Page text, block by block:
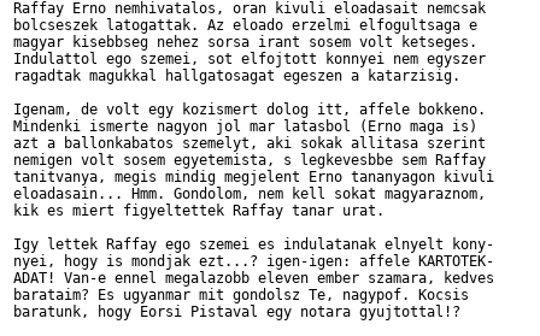
Raffay Erno nemhivatalos, oran kivuli eloadasait nemcsak
bolcseszek latogattak. Az eloado erzelmi elfogultsaga e
magyar kisebbseg nehez sorsa irant sosem volt ketseges.
Indulattol ego szemei, sot elfojtott konnyei nem egyszer
ragadtak magukkal hallgatosagat egeszen a katarzisig.
Igenam, de volt egy kozismert dolog itt, affele bokkeno.
Mindenki ismerte nagyon jol mar latasbol (Erno maga is)
azt a ballonkabatos szemelyt, aki sokak allitasa szerint
nemigen volt sosem egyetemista, s legkevesbbe sem Raffay
tanitvanya, megis mindig megjelent Erno tananyagon kivuli
eloadasain... Hmm. Gondolom, nem kell sokat magyaraznom,
kik es miert figyeltettek Raffay tanar urat.
Igy lettek Raffay ego szemei es indulatanak elnyelt kony-
nyei, hogy is mondjak ezt...? igen-igen: affele KARTOTEK-
ADAT! Van-e ennel megalazobb eleven ember szamara, kedves
barataim? Es ugyanmar mit gondolsz Te, nagypof. Kocsis
baratunk, hogy Eorsi Pistaval egy notara gyujtottal!?